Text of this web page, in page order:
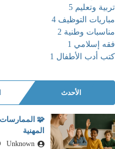
تربية وتعليم 5
مباريات التوظيف 4
مناسبات وطنية 2
فقه إسلامي 1
كتب أدب الأطفال 1
الأحدث
🧩 الممارسات
المهنية
Unknown